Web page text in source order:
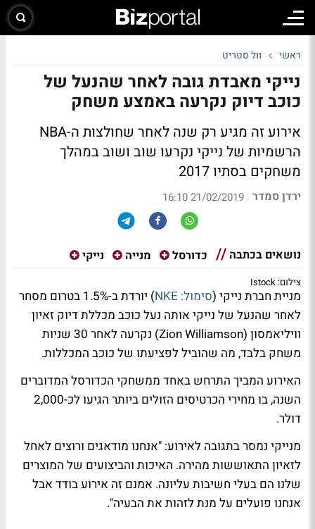
ראשי וול סטריט
נייקי מאבדת גובה לאחר שהנעל של
כוכב דיוק נקרעה באמצע משחק
אירוע זה מגיע רק שנה לאחר שחולצות ה-NBA
הרשמיות של נייקי נקרעו שוב ושוב במהלך
משחקים בסתיו 2017
ירדן סמדר |
21/02/2019 16:10
נושאים בכתבה כדורסל מנייה נייקי
צילום: Istock
מניית חברת נייקי (סימול: NKE
) יורדת ב-1.5% בטרום מסחר
לאחר שהנעל של נייקי אותה נעל כוכב מכללת דיוק זאיון
וויליאמסון (Zion Williamson) נקרעה לאחר 30 שניות
משחק בלבד, מה שהוביל לפציעתו של כוכב המכללות.
האירוע המביך התרחש באחד ממשחקי הכדורסל המדוברים
השנה, בו מחירי הכרטיסים הזולים ביותר הגיעו לכ-2,000
דולר.
מנייקי נמסר בתגובה לאירוע: "אנחנו מודאגים ורוצים לאחל
לזאיון התאוששות מהירה. האיכות והביצועים של המוצרים
שלנו הם בעלי חשיבות עליונה. אמנם זה אירוע בודד אבל
אנחנו פועלים על מנת לזהות את הבעיה".